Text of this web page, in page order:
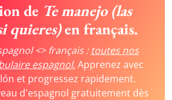
de Te manejo (las
quieres)en français.
<> français : toutes nos
espagnol.Apprenez avec
et progressez rapidement.
d'espagnol gratuitement dès